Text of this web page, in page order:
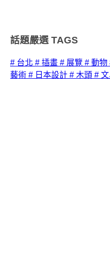
話題嚴選 TAGS
# 台北 # 插畫 # 展覽 # 動物
藝術 # 日本設計 # 木頭 #